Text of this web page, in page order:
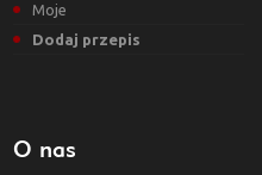
Moje
Dodaj przepis
O nas